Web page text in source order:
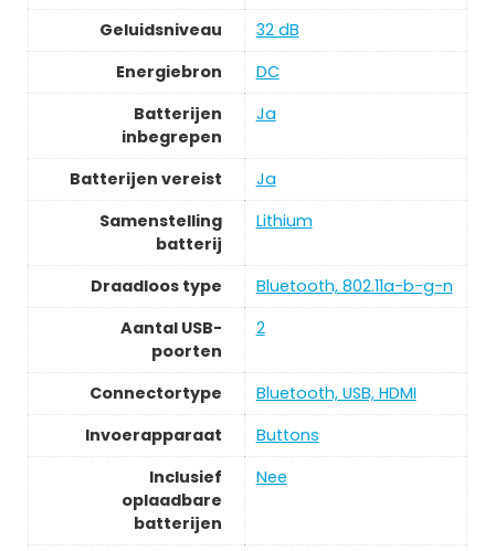
Geluidsniveau
‎32 dB
Energiebron
‎DC
Batterijen
inbegrepen
‎Ja
Batterijen vereist
‎Ja
Samenstelling
batterij
‎Lithium
Draadloos type
‎Bluetooth, 802.11a-b-g-n
Aantal USB-
poorten
‎2
Connectortype
‎Bluetooth, USB, HDMI
Invoerapparaat
‎Buttons
Inclusief
oplaadbare
batterijen
‎Nee